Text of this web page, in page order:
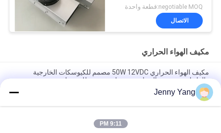
negotiable MOQ:قطعة واحدة
الاتصال
مكيف الهواء الحراري
مكيف الهواء الحراري 50W 12VDC مصمم للكيوسكات الخارجية
والداخلية مع تفريغ الحرارة وتشغيل منخفض للضوضاء
الصلبة مثالية لحلول تبريد خزانة البطارية في الهواء الطلق
مكيف هواء حراري بقدرة 150 وات مجموعة مبرد الهواء للخزائن
Jenny Yang
9:11 PM